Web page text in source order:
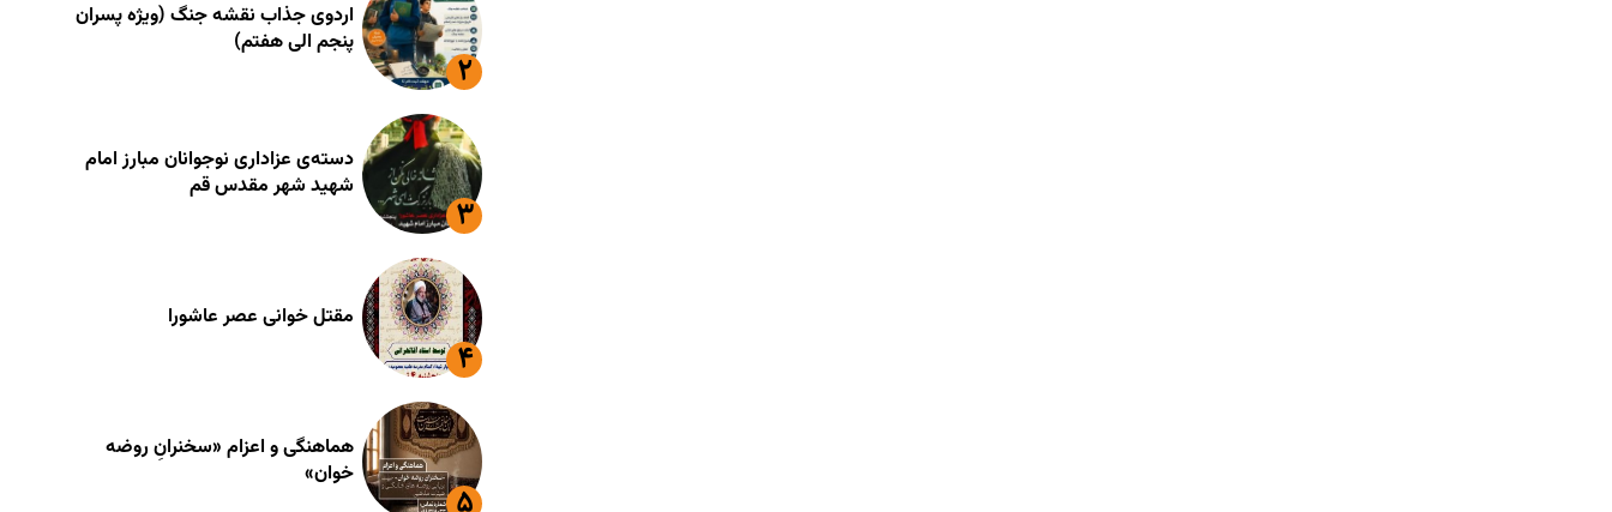
اردوی جذاب نقشه جنگ (ویژه پسران
پنجم الی هفتم)
دسته‌ی عزاداری نوجوانان مبارز امام
شهید شهر مقدس قم
مقتل خوانی عصر عاشورا
هماهنگی و اعزام «سخنرانِ روضه
خوان»